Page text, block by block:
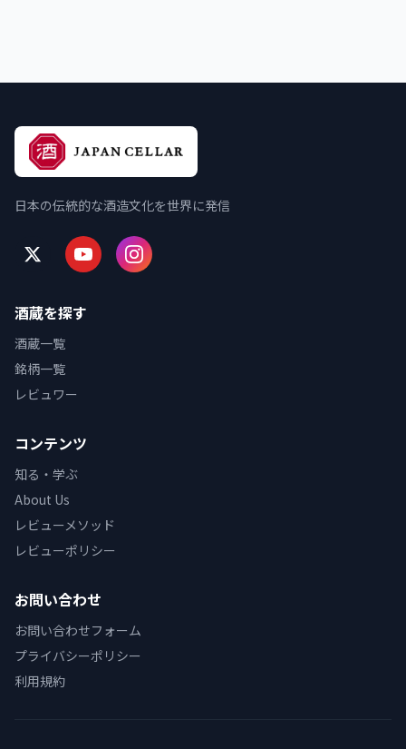
日本の伝統的な酒造文化を世界に発信
酒蔵を探す
酒蔵一覧
銘柄一覧
レビュワー
コンテンツ
知る・学ぶ
About Us
レビューメソッド
レビューポリシー
お問い合わせ
お問い合わせフォーム
プライバシーポリシー
利用規約